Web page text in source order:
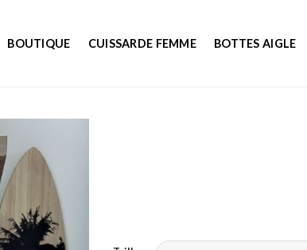
BOUTIQUE CUISSARDE FEMME BOTTES AIGLE